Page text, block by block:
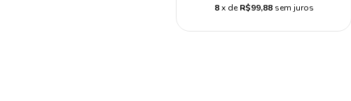
8 x deR$99,88 sem juros